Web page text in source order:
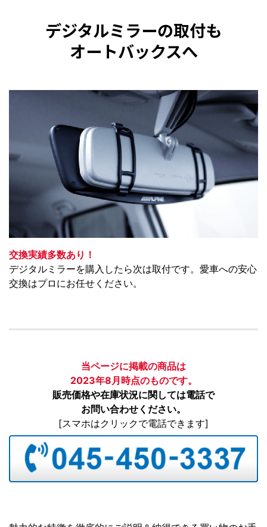
デジタルミラーの取付も
オートバックスへ
交換実績多数あり！
デジタルミラーを購入したら次は取付です。愛車への安心
交換はプロにお任せください。
当ページに掲載の商品は
2023年8月時点のものです。
販売価格や在庫状況に関しては電話で
お問い合わせください。
[スマホはクリックで電話できます]